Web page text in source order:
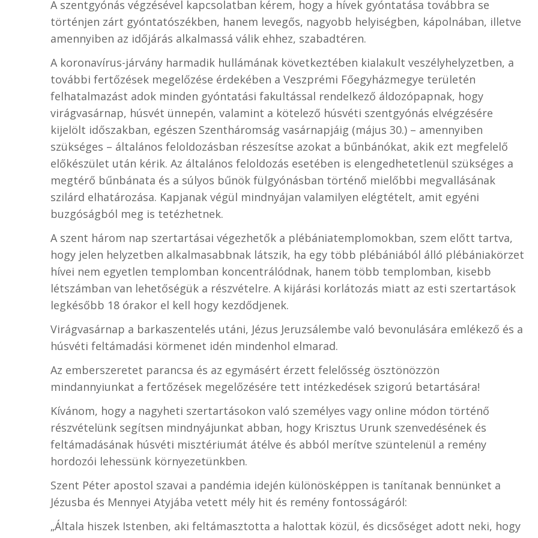
A szentgyónás végzésével kapcsolatban kérem, hogy a hívek gyóntatása továbbra se
történjen zárt gyóntatószékben, hanem levegős, nagyobb helyiségben, kápolnában, illetve
amennyiben az időjárás alkalmassá válik ehhez, szabadtéren.
A koronavírus-járvány harmadik hullámának következtében kialakult veszélyhelyzetben, a
további fertőzések megelőzése érdekében a Veszprémi Főegyházmegye területén
felhatalmazást adok minden gyóntatási fakultással rendelkező áldozópapnak, hogy
virágvasárnap, húsvét ünnepén, valamint a kötelező húsvéti szentgyónás elvégzésére
kijelölt időszakban, egészen Szentháromság vasárnapjáig (május 30.) – amennyiben
szükséges – általános feloldozásban részesítse azokat a bűnbánókat, akik ezt megfelelő
előkészület után kérik. Az általános feloldozás esetében is elengedhetetlenül szükséges a
megtérő bűnbánata és a súlyos bűnök fülgyónásban történő mielőbbi megvallásának
szilárd elhatározása. Kapjanak végül mindnyájan valamilyen elégtételt, amit egyéni
buzgóságból meg is tetézhetnek.
A szent három nap szertartásai végezhetők a plébániatemplomokban, szem előtt tartva,
hogy jelen helyzetben alkalmasabbnak látszik, ha egy több plébániából álló plébániakörzet
hívei nem egyetlen templomban koncentrálódnak, hanem több templomban, kisebb
létszámban van lehetőségük a részvételre. A kijárási korlátozás miatt az esti szertartások
legkésőbb 18 órakor el kell hogy kezdődjenek.
Virágvasárnap a barkaszentelés utáni, Jézus Jeruzsálembe való bevonulására emlékező és a
húsvéti feltámadási körmenet idén mindenhol elmarad.
Az emberszeretet parancsa és az egymásért érzett felelősség ösztönözzön
mindannyiunkat a fertőzések megelőzésére tett intézkedések szigorú betartására!
Kívánom, hogy a nagyheti szertartásokon való személyes vagy online módon történő
részvételünk segítsen mindnyájunkat abban, hogy Krisztus Urunk szenvedésének és
feltámadásának húsvéti misztériumát átélve és abból merítve szüntelenül a remény
hordozói lehessünk környezetünkben.
Szent Péter apostol szavai a pandémia idején különösképpen is tanítanak bennünket a
Jézusba és Mennyei Atyjába vetett mély hit és remény fontosságáról:
„Általa hiszek Istenben, aki feltámasztotta a halottak közül, és dicsőséget adott neki, hogy